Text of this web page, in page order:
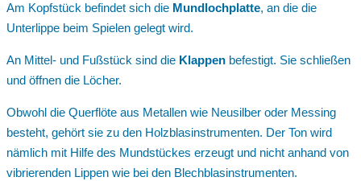
Am Kopfstück befindet sich die Mundlochplatte, an die die
Unterlippe beim Spielen gelegt wird.
An Mittel- und Fußstück sind die Klappen befestigt. Sie schließen
und öffnen die Löcher.
Obwohl die Querflöte aus Metallen wie Neusilber oder Messing
besteht, gehört sie zu den Holzblasinstrumenten. Der Ton wird
nämlich mit Hilfe des Mundstückes erzeugt und nicht anhand von
vibrierenden Lippen wie bei den Blechblasinstrumenten.